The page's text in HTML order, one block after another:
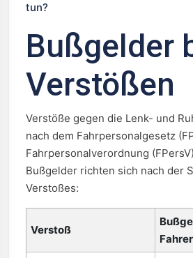
tun?
Bußgelder
Verstößen
Verstöße gegen die Lenk- und
nach dem Fahrpersonalgesetz
Fahrpersonalverordnung
Bußgelder richten sich nach der
Verstoßes:
Verstoß
Fahrer